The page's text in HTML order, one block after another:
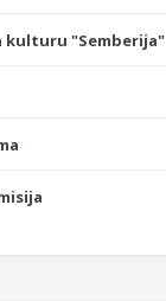
kulturu "Semberija"